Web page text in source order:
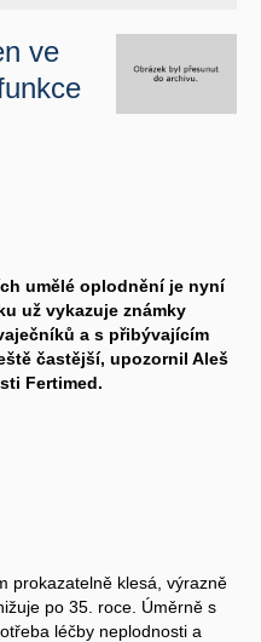
ve
umělé oplodnění je nyní
už vykazuje známky
a s přibývajícím
častější, upozornil Aleš
Fertimed.
prokazatelně klesá, výrazně
po 35. roce. Úměrně s
léčby neplodnosti a